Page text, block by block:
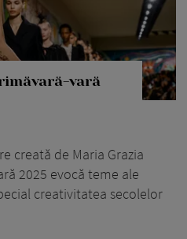
vară
creată de Maria Grazia
2025 evocă teme ale
creativitatea secolelor